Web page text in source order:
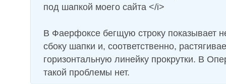
под шапкой моего сайта </i>
В Фаерфоксе бегщую строку показывает
сбоку шапки и, соответственно,
горизонтальную линейку прокрутки. В
такой проблемы нет.